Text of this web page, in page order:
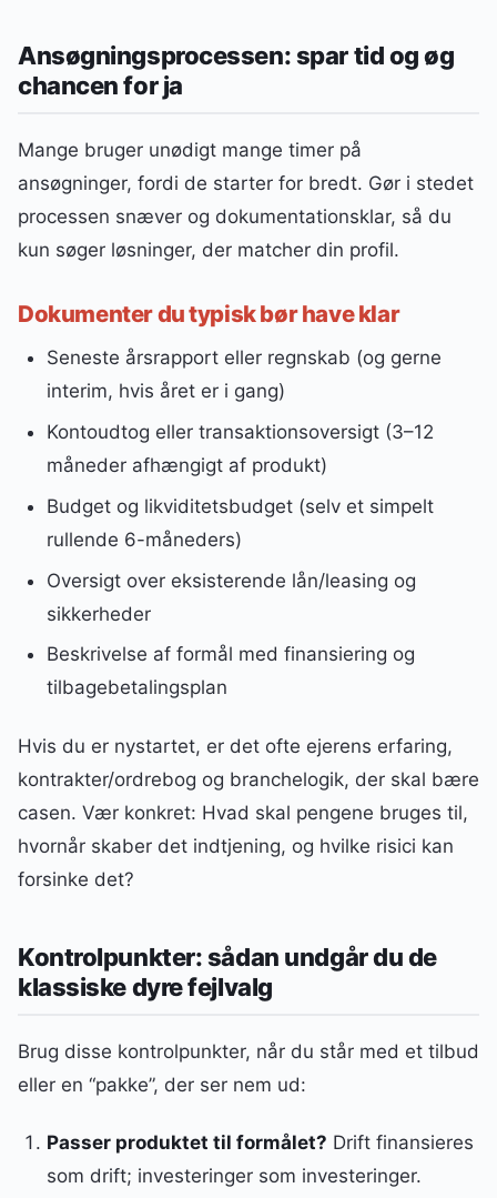
Ansøgningsprocessen: spar tid og øg
chancen for ja
Mange bruger unødigt mange timer på
ansøgninger, fordi de starter for bredt. Gør i stedet
processen snæver og dokumentationsklar, så du
kun søger løsninger, der matcher din profil.
Dokumenter du typisk bør have klar
Seneste årsrapport eller regnskab (og gerne
interim, hvis året er i gang)
Kontoudtog eller transaktionsoversigt (3–12
måneder afhængigt af produkt)
Budget og likviditetsbudget (selv et simpelt
rullende 6-måneders)
Oversigt over eksisterende lån/leasing og
sikkerheder
Beskrivelse af formål med finansiering og
tilbagebetalingsplan
Hvis du er nystartet, er det ofte ejerens erfaring,
kontrakter/ordrebog og branchelogik, der skal bære
casen. Vær konkret: Hvad skal pengene bruges til,
hvornår skaber det indtjening, og hvilke risici kan
forsinke det?
Kontrolpunkter: sådan undgår du de
klassiske dyre fejlvalg
Brug disse kontrolpunkter, når du står med et tilbud
eller en “pakke”, der ser nem ud:
Passer produktet til formålet? Drift finansieres
som drift; investeringer som investeringer.